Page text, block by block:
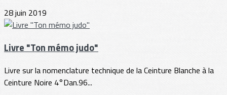
28 juin 2019
Livre "Ton mémo judo"
Livre sur la nomenclature technique de la Ceinture Blanche à la
Ceinture Noire 4°Dan.96...